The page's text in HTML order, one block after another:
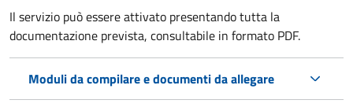
Il servizio può essere attivato presentando tutta la
documentazione prevista, consultabile in formato PDF.
Moduli da compilare e documenti da allegare